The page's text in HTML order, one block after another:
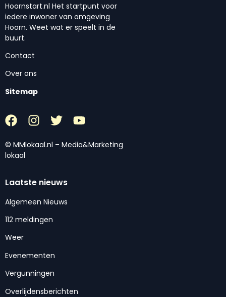
Hoornstart.nl Het startpunt voor
iedere inwoner van omgeving
Hoorn. Weet wat er speelt in de
buurt.
Contact
Over ons
Sitemap
© MMlokaal.nl – Media&Marketing
lokaal
Laatste nieuws
Algemeen Nieuws
112 meldingen
Weer
Evenementen
Vergunningen
Overlijdensberichten